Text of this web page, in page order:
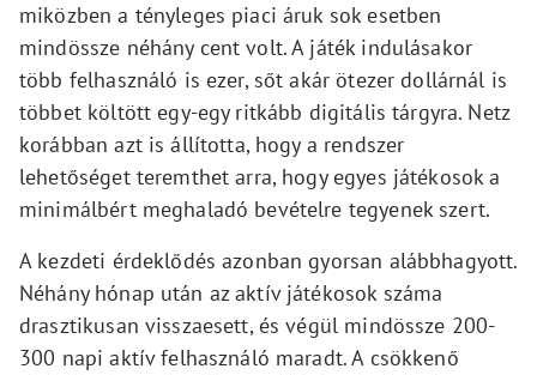
miközben a tényleges piaci áruk sok esetben
mindössze néhány cent volt. A játék indulásakor
több felhasználó is ezer, sőt akár ötezer dollárnál is
többet költött egy-egy ritkább digitális tárgyra. Netz
korábban azt is állította, hogy a rendszer
lehetőséget teremthet arra, hogy egyes játékosok a
minimálbért meghaladó bevételre tegyenek szert.
A kezdeti érdeklődés azonban gyorsan alábbhagyott.
Néhány hónap után az aktív játékosok száma
drasztikusan visszaesett, és végül mindössze 200-
300 napi aktív felhasználó maradt. A csökkenő